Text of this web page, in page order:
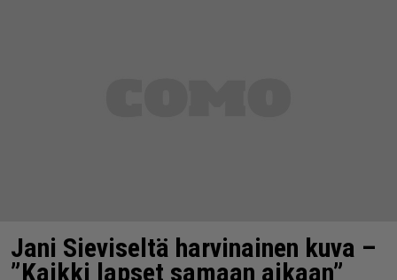
Jani Sieviseltä harvinainen kuva –
”Kaikki lapset samaan aikaan”